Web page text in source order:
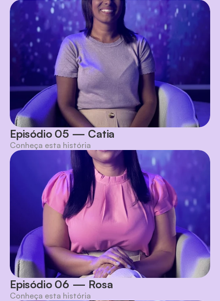
Episódio 05 — Catia
Conheça esta história
Episódio 06 — Rosa
Conheça esta história